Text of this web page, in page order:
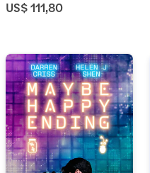
US$ 111,80